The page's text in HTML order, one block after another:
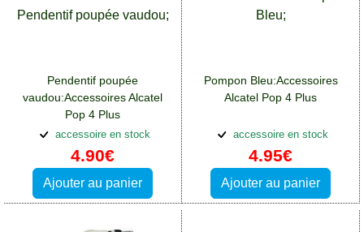
Pendentif poupée
vaudou:Accessoires Alcatel
Pop 4 Plus
accessoire en stock
4.90€
Ajouter au panier
Pompon Bleu:Accessoires
Alcatel Pop 4 Plus
accessoire en stock
4.95€
Ajouter au panier